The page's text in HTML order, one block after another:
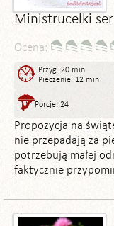
Ministrucelki
Ocena:
Przyg: 20 min
Pieczenie: 12 min
Porcje: 24
Propozycja na
nie przepadają za
potrzebują małej
faktycznie